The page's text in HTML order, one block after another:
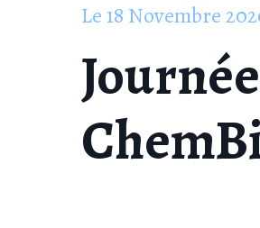
Le18 Novembre
Journée